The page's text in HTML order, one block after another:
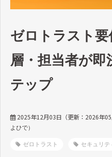
ゼロトラスト
層・担当者が即
テップ
2025年12月03日 （更新： 2026年
よひで）
ゼロトラスト セキュリテ